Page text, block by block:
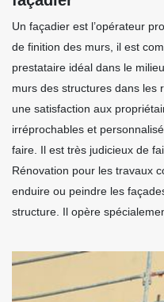
Un façadier est l’opérateur
de finition des murs, il est
prestataire idéal dans le
murs des structures dans les
une satisfaction aux
irréprochables et
faire. Il est très judicieux de
Rénovation pour les travaux
enduire ou peindre les
structure. Il opère